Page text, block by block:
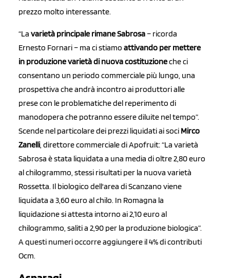
prezzo molto interessante.
“La varietà principale rimane Sabrosa– ricorda
Ernesto Fornari – ma ci stiamo attivando per mettere
in produzione varietà di nuova costituzioneche ci
consentano un periodo commerciale più lungo, una
prospettiva che andrà incontro ai produttori alle
prese con le problematiche del reperimento di
manodopera che potranno essere diluite nel tempo”.
Scende nel particolare dei prezzi liquidati ai soci Mirco
Zanelli, direttore commerciale di Apofruit: “La varietà
Sabrosa è stata liquidata a una media di oltre 2,80 euro
al chilogrammo, stessi risultati per la nuova varietà
Rossetta. Il biologico dell'area di Scanzano viene
liquidata a 3,60 euro al chilo. In Romagna la
liquidazione si attesta intorno ai 2,10 euro al
chilogrammo, saliti a 2,90 per la produzione biologica”.
A questi numeri occorre aggiungere il 4% di contributi
Ocm.